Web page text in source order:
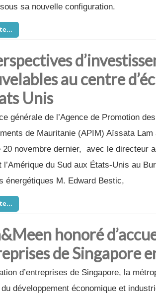
sa nouvelle configuration.
au centre
Unis
générale de l’Agence de Promotion des
de Mauritanie (APIM) Aïssata Lam
20 novembre dernier, avec le directeur
l’Amérique du Sud aux États-Unis au
énergétiques M. Edward Bestic,
honoré
de Singapore
d’entreprises de Singapore, la
développement économique et